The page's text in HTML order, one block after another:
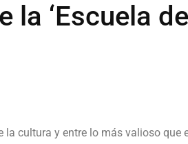
la ‘Escuela
cultura y entre lo más valioso que